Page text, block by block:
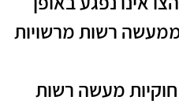
ממעשה רשות מרשויות
חוקיות מעשה רשות